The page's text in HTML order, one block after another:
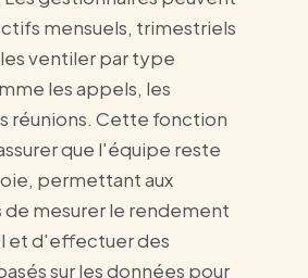
mensuels, trimestriels
ventiler par type
les appels, les
réunions. Cette fonction
que l'équipe reste
permettant aux
mesurer le rendement
et d'effectuer des
sur les données pour